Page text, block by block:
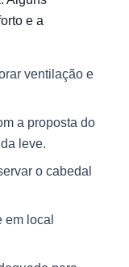
e a
ventilação e
a proposta do
leve.
o cabedal
em local